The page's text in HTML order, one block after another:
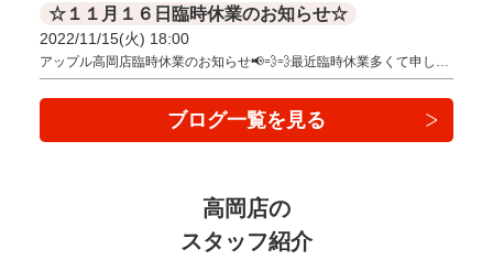
☆１１月１６日臨時休業のお知らせ☆
2022/11/15(火) 18:00
アップル高岡店臨時休業のお知らせ📢💨💨最近臨時休業多くて申し…
ブログ一覧を見る
高岡店の
スタッフ紹介